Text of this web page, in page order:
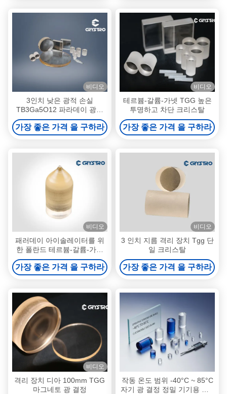
비디오
3인치 낮은 광적 손실
TB3Ga5O12 파라데이 광적
격리기 TGG 크리스탈
가장 좋은 가격 을 구하라
비디오
테르븀-갈륨-가넷 TGG 높은
투명하고 차단 크리스탈
가장 좋은 가격 을 구하라
비디오
패러데이 아이솔레이터를 위
한 폴란드 테르븀-갈륨-가넷
TGG 광 결정체
가장 좋은 가격 을 구하라
비디오
3 인치 지름 격리 장치 Tgg 단
일 크리스탈
가장 좋은 가격 을 구하라
비디오
격리 장치 디아 100mm TGG
마그네토 광 결정
작동 온도 범위 -40°C ~ 85°C
자기 광 결정 정밀 기기용 mm